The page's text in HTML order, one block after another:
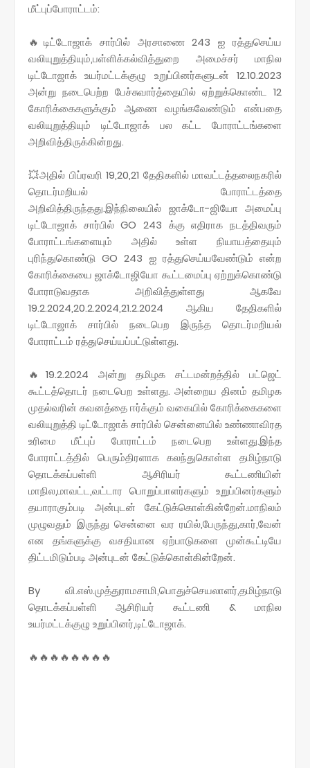
மீட்புப்போராட்டம்:
🔥டிட்டோஜாக் சார்பில் அரசாணை 243 ஐ ரத்துசெய்ய
வலியுறுத்தியும்,பள்ளிக்கல்வித்துறை அமைச்சர் மாநில
டிட்டோஜாக் உயர்மட்டக்குழு உறுப்பினர்களுடன் 12.10.2023
அன்று நடைபெற்ற பேச்சுவார்த்தையில் ஏற்றுக்கொண்ட 12
கோரிக்கைகளுக்கும் ஆணை வழங்கவேண்டும் என்பதை
வலியுறுத்தியும் டிட்டோஜாக் பல கட்ட போராட்டங்களை
அறிவித்திருக்கின்றது.
💥அதில் பிப்ரவரி 19,20,21 தேதிகளில் மாவட்டத்தலைநகரில்
தொடர்மறியல் போராட்டத்தை
அறிவித்திருந்தது.இந்நிலையில் ஜாக்டோ-ஜியோ அமைப்பு
டிட்டோஜாக் சார்பில் GO 243 க்கு எதிராக நடத்திவரும்
போராட்டங்களையும் அதில் உள்ள நியாயத்தையும்
புரிந்துகொண்டு GO 243 ஐ ரத்துசெய்யவேண்டும் என்ற
கோரிக்கையை ஜாக்டோஜியோ கூட்டமைப்பு ஏற்றுக்கொண்டு
போராடுவதாக அறிவித்துள்ளது ஆகவே
19.2.2024,20.2.2024,21.2.2024 ஆகிய தேதிகளில்
டிட்டோஜாக் சார்பில் நடைபெற இருந்த தொடர்மறியல்
போராட்டம் ரத்துசெய்யப்பட்டுள்ளது.
🔥19.2.2024 அன்று தமிழக சட்டமன்றத்தில் பட்ஜெட்
கூட்டத்தொடர் நடைபெற உள்ளது. அன்றைய தினம் தமிழக
முதல்வரின் கவனத்தை ஈர்க்கும் வகையில் கோரிக்கைகளை
வலியுறுத்தி டிட்டோஜாக் சார்பில் சென்னையில் உண்ணாவிரத
உரிமை மீட்புப் போராட்டம் நடைபெற உள்ளது.இந்த
போராட்டத்தில் பெரும்திரளாக கலந்துகொள்ள தமிழ்நாடு
தொடக்கப்பள்ளி ஆசிரியர் கூட்டணியின்
மாநில,மாவட்ட,வட்டார பொறுப்பாளர்களும் உறுப்பினர்களும்
தயாராகும்படி அன்புடன் கேட்டுக்கொள்கின்றேன்.மாநிலம்
முழுவதும் இருந்து சென்னை வர ரயில்,பேருந்து,கார்,வேன்
என தங்களுக்கு வசதியான ஏற்பாடுகளை முன்கூட்டியே
திட்டமிடும்படி அன்புடன் கேட்டுக்கொள்கின்றேன்.
By வி.எஸ்.முத்துராமசாமி,பொதுச்செயலாளர்,தமிழ்நாடு
தொடக்கப்பள்ளி ஆசிரியர் கூட்டணி & மாநில
உயர்மட்டக்குழு உறுப்பினர்,டிட்டோஜாக்.
🔥🔥🔥🔥🔥🔥🔥🔥